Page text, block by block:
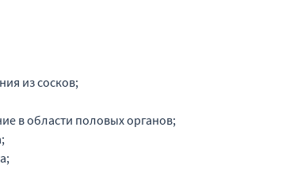
из сосков;
в области половых органов;